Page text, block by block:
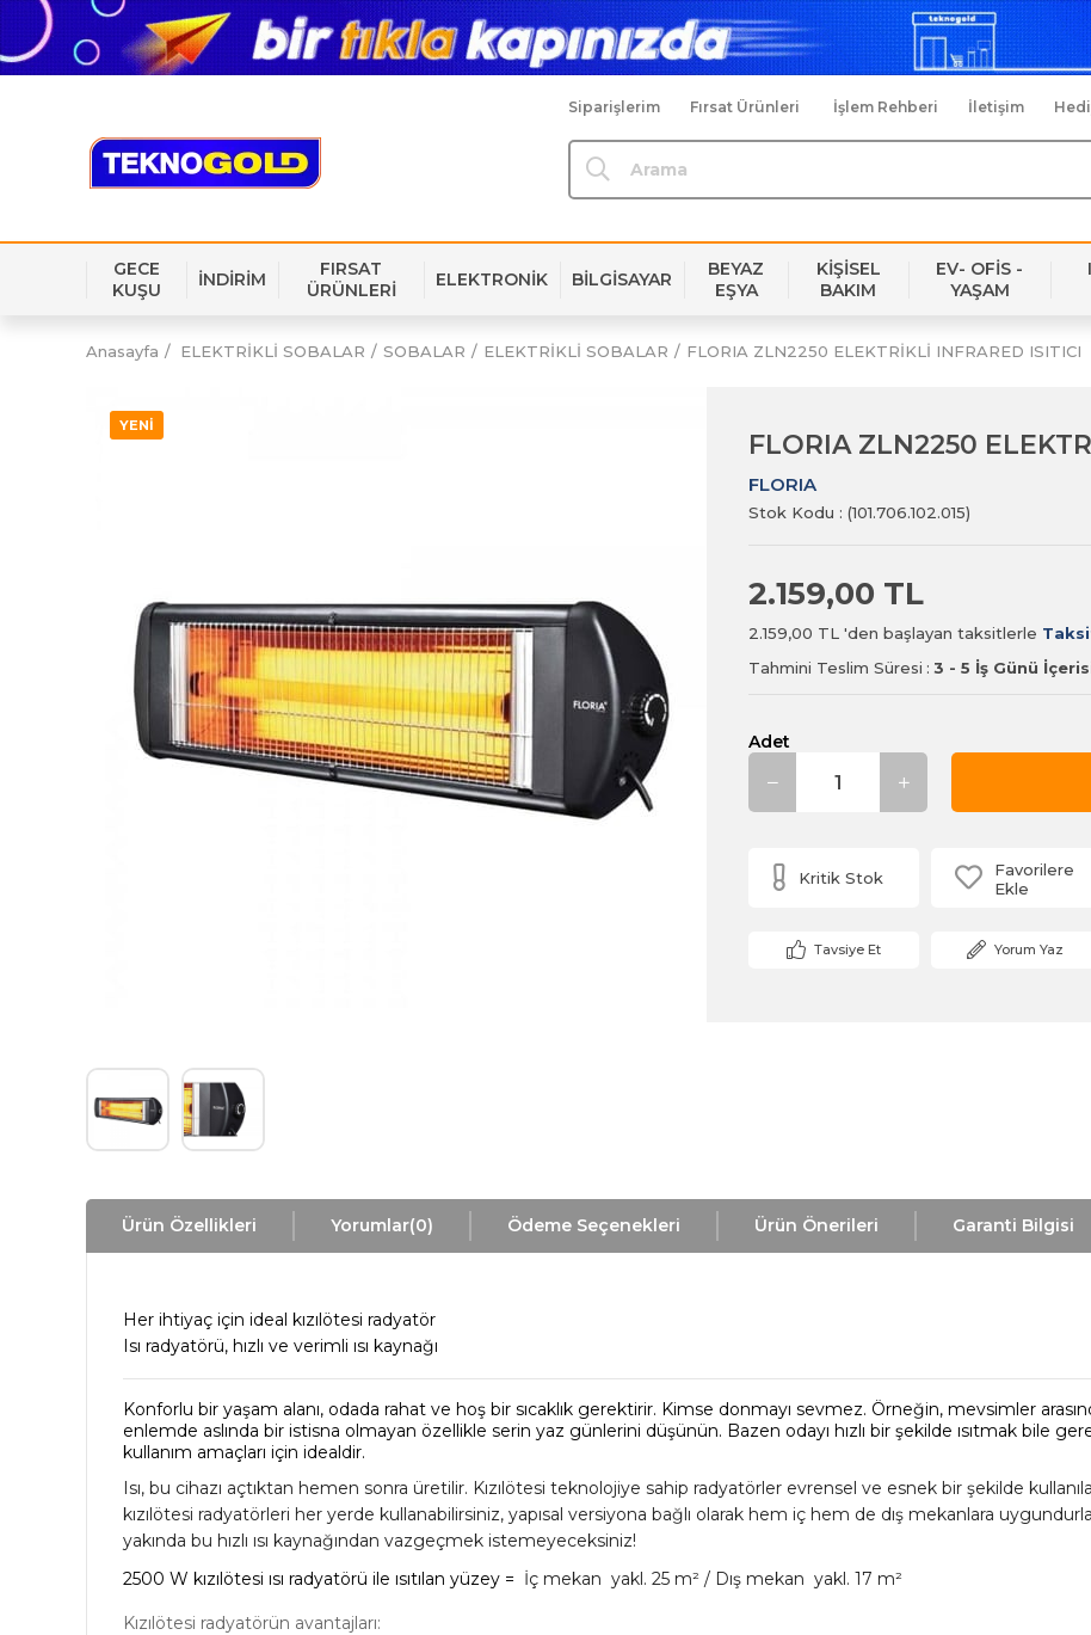
Siparişlerim Fırsat Ürünleri İşlem Rehberi İletişim
GECE
KUŞU
İNDİRİM
FIRSAT
ÜRÜNLERİ
ELEKTRONİK BİLGİSAYAR
BEYAZ
EŞYA
KİŞİSEL
BAKIM
EV- OFİS -
YAŞAM
Anasayfa ELEKTRİKLİ SOBALAR SOBALAR ELEKTRİKLİ SOBALAR FLORIA ZLN2250 ELEKTRİKLİ INFRARED ISITICI
YENI
FLORIA ZLN2250
FLORIA
Stok Kodu (101.706.102.015)
2.159,00 TL
2.159,00 TL 'den başlayan taksitlerle
Tahmini Teslim Süresi : 3 - 5 İş Günü
Adet
Kritik Stok
Favorilere
Ekle
Tavsiye Et Yorum Yaz
Ürün Özellikleri Yorumlar(0) Ödeme Seçenekleri Ürün Önerileri Garanti Bilgisi
Her ihtiyaç için ideal kızılötesi radyatör
Isı radyatörü, hızlı ve verimli ısı kaynağı
Konforlu bir yaşam alanı, odada rahat ve hoş bir sıcaklık gerektirir. Kimse donmayı sevmez. Örneğin, mevsimler
enlemde aslında bir istisna olmayan özellikle serin yaz günlerini düşünün. Bazen odayı hızlı bir şekilde ısıtmak bile
kullanım amaçları için idealdir.
Isı, bu cihazı açtıktan hemen sonra üretilir. Kızılötesi teknolojiye sahip radyatörler evrensel ve esnek bir şekilde
kızılötesi radyatörleri her yerde kullanabilirsiniz, yapısal versiyona bağlı olarak hem iç hem de dış mekanlara
yakında bu hızlı ısı kaynağından vazgeçmek istemeyeceksiniz!
2500 W kızılötesi ısı radyatörü ile ısıtılan yüzey = İç mekan yakl. 25 m² / Dış mekan yakl. 17 m²
Kızılötesi radyatörün avantajları: